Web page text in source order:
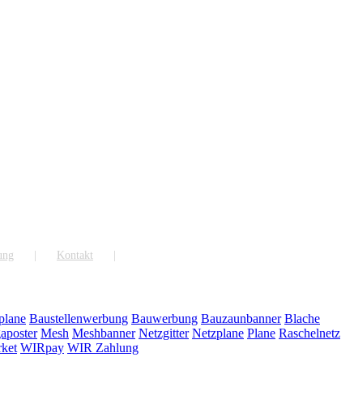
Kontakt
Baustellenwerbung Bauwerbung Bauzaunbanner Blache
Mesh Meshbanner Netzgitter Netzplane Plane Raschelnetz
WIRpay WIR Zahlung